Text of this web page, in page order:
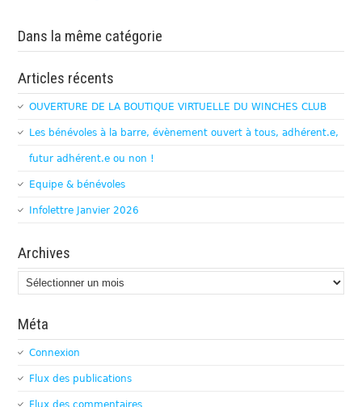
Dans la même catégorie
Articles récents
OUVERTURE DE LA BOUTIQUE VIRTUELLE DU WINCHES CLUB
Les bénévoles à la barre, évènement ouvert à tous, adhérent.e,
futur adhérent.e ou non !
Equipe & bénévoles
Infolettre Janvier 2026
Archives
Archives
Méta
Connexion
Flux des publications